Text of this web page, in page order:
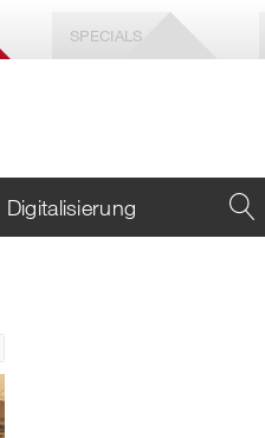
SPECIALS
Digitalisierung